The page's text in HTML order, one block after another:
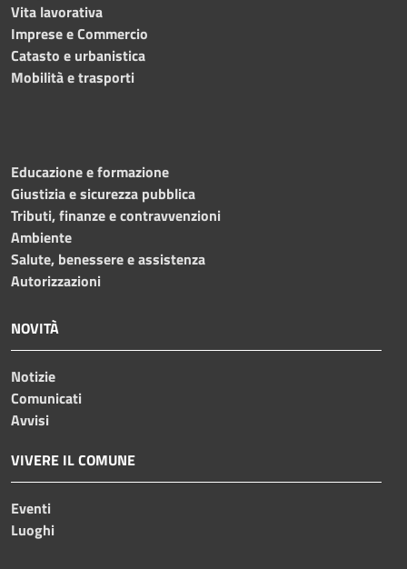
Vita lavorativa
Imprese e Commercio
Catasto e urbanistica
Mobilità e trasporti
Educazione e formazione
Giustizia e sicurezza pubblica
Tributi, finanze e contravvenzioni
Ambiente
Salute, benessere e assistenza
Autorizzazioni
NOVITÀ
Notizie
Comunicati
Avvisi
VIVERE IL COMUNE
Eventi
Luoghi